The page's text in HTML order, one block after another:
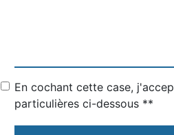
En cochant cette case,
particulières ci-dessous **